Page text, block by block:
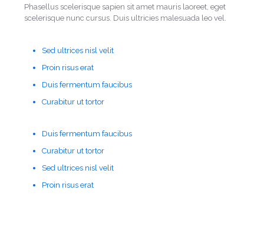
Phasellus scelerisque sapien sit amet mauris laoreet, eget
scelerisque nunc cursus. Duis ultricies malesuada leo vel.
Sed ultrices nisl velit
Proin risus erat
Duis fermentum faucibus
Curabitur ut tortor
Duis fermentum faucibus
Curabitur ut tortor
Sed ultrices nisl velit
Proin risus erat